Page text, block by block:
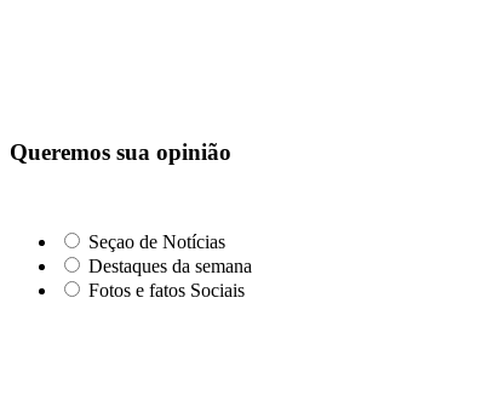
Queremos sua opinião
Seçao de Notícias
Destaques da semana
Fotos e fatos Sociais